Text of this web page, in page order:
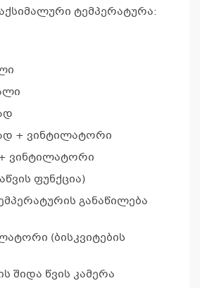
ტემპერატურა:
+ ვინტილატორი
ვინტილატორი
ფუნქცია)
განაწილება
(ბისკვიტების
შიდა წვის კამერა